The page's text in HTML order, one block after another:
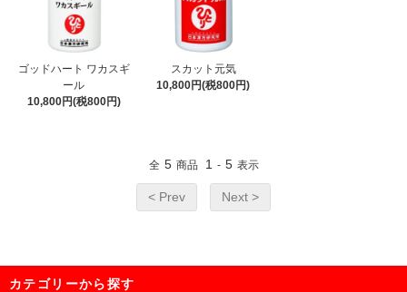
ゴッドハート ワカスギ
ール
10,800円(税800円)
スカット元気
10,800円(税800円)
全 5 商品 1 - 5 表示
< Prev Next >
カテゴリーから探す